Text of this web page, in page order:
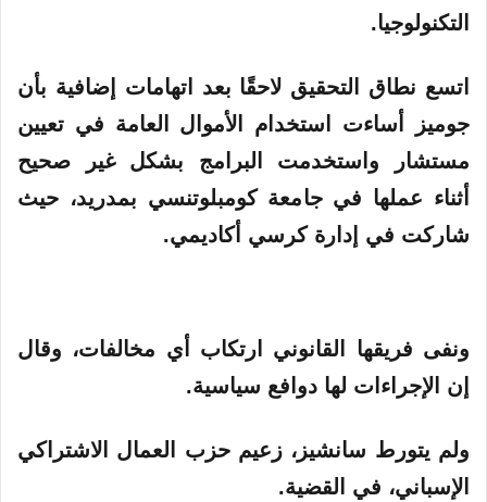
التكنولوجيا.
اتسع نطاق التحقيق لاحقًا بعد اتهامات إضافية بأن
جوميز أساءت استخدام الأموال العامة في تعيين
مستشار واستخدمت البرامج بشكل غير صحيح
أثناء عملها في جامعة كومبلوتنسي بمدريد، حيث
شاركت في إدارة كرسي أكاديمي.
ونفى فريقها القانوني ارتكاب أي مخالفات، وقال
إن الإجراءات لها دوافع سياسية.
ولم يتورط سانشيز، زعيم حزب العمال الاشتراكي
الإسباني، في القضية.